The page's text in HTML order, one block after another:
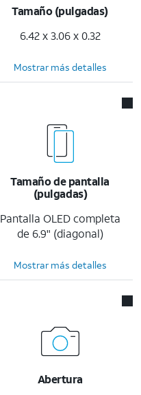
Tamaño (pulgadas)
6.42 x 3.06 x 0.32
Mostrar más detalles
Tamaño de pantalla
(pulgadas)
Pantalla OLED completa
de 6.9" (diagonal)
Mostrar más detalles
Abertura